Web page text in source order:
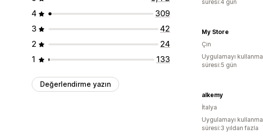
4
309
3
42
2
24
1
133
Değerlendirme yazın
süresi:4 gün
My Store
Çin
Uygulamayı kullanma
süresi:5 gün
alkemy
İtalya
Uygulamayı kullanma
süresi:3 yıldan fazla